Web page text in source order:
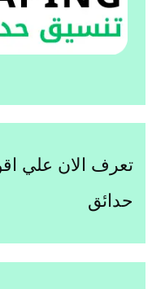
تعرف الان علي
حدائق